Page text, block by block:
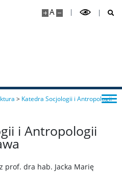
A
codziennej
Dialektyka praktyk
Trwałość i zmiana.
> Katedra Socjologii i Antropologii
i Antropologii
prof. dra hab. Jacka Marię